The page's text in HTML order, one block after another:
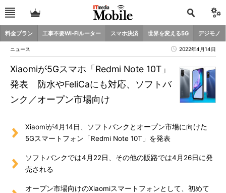
料金プラン 工事不要Wi-Fiルーター スマホ決済 世界を変える5G デジモノ
ニュース 2022年4月14日
Xiaomiが5Gスマホ「Redmi Note 10T」
発表 防水やFeliCaにも対応、ソフトバ
ンク／オープン市場向け
Xiaomiが4月14日、ソフトバンクとオープン市場に向けた
5Gスマートフォン「Redmi Note 10T」を発表
ソフトバンクでは4月22日、その他の販路では4月26日に発
売される
オープン市場向けのXiaomiスマートフォンとして、初めて